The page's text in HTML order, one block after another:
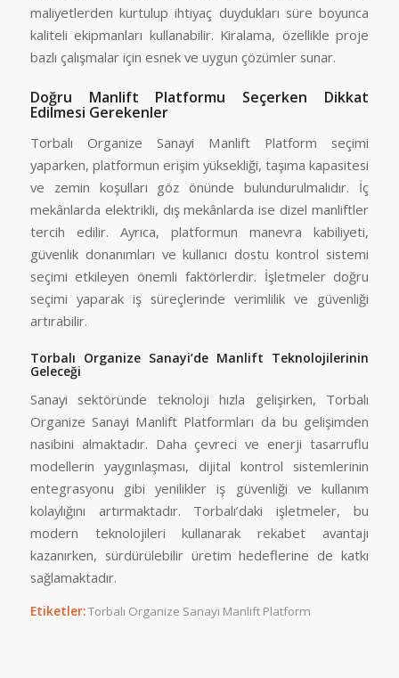
maliyetlerden kurtulup ihtiyaç duydukları süre boyunca
kaliteli ekipmanları kullanabilir. Kiralama, özellikle proje
bazlı çalışmalar için esnek ve uygun çözümler sunar.
Doğru Manlift Platformu Seçerken Dikkat
Edilmesi Gerekenler
Torbalı Organize Sanayi Manlift Platform seçimi
yaparken, platformun erişim yüksekliği, taşıma kapasitesi
ve zemin koşulları göz önünde bulundurulmalıdır. İç
mekânlarda elektrikli, dış mekânlarda ise dizel manliftler
tercih edilir. Ayrıca, platformun manevra kabiliyeti,
güvenlik donanımları ve kullanıcı dostu kontrol sistemi
seçimi etkileyen önemli faktörlerdir. İşletmeler doğru
seçimi yaparak iş süreçlerinde verimlilik ve güvenliği
artırabilir.
Torbalı Organize Sanayi’de Manlift Teknolojilerinin
Geleceği
Sanayi sektöründe teknoloji hızla gelişirken, Torbalı
Organize Sanayi Manlift Platformları da bu gelişimden
nasibini almaktadır. Daha çevreci ve enerji tasarruflu
modellerin yaygınlaşması, dijital kontrol sistemlerinin
entegrasyonu gibi yenilikler iş güvenliği ve kullanım
kolaylığını artırmaktadır. Torbalı’daki işletmeler, bu
modern teknolojileri kullanarak rekabet avantajı
kazanırken, sürdürülebilir üretim hedeflerine de katkı
sağlamaktadır.
Etiketler:Torbalı Organize Sanayi Manlift Platform